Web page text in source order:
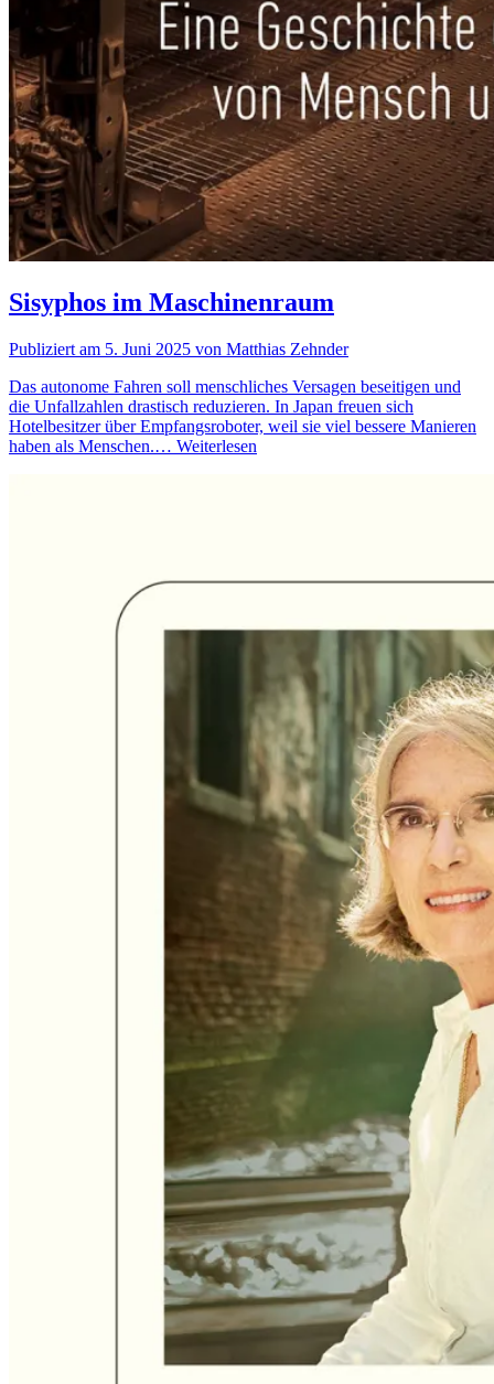
Sisyphos im Maschinenraum
Publiziert am 5. Juni 2025 von Matthias Zehnder
Das autonome Fahren soll menschliches Versagen beseitigen und
die Unfallzahlen drastisch reduzieren. In Japan freuen sich
Hotelbesitzer über Empfangsroboter, weil sie viel bessere Manieren
haben als Menschen.… Weiterlesen